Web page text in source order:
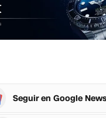
Seguir en Google